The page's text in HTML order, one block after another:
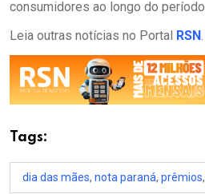
consumidores ao longo do período.
Leia outras notícias no Portal RSN
Tags:
dia das mães, nota paraná, prêmios,